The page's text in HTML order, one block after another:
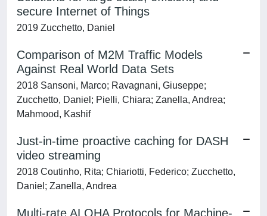
secure Internet of Things
2019 Zucchetto, Daniel
Comparison of M2M Traffic Models
Against Real World Data Sets
2018 Sansoni, Marco; Ravagnani, Giuseppe;
Zucchetto, Daniel; Pielli, Chiara; Zanella, Andrea;
Mahmood, Kashif
Just-in-time proactive caching for DASH
video streaming
2018 Coutinho, Rita; Chiariotti, Federico; Zucchetto,
Daniel; Zanella, Andrea
Multi-rate ALOHA Protocols for Machine-